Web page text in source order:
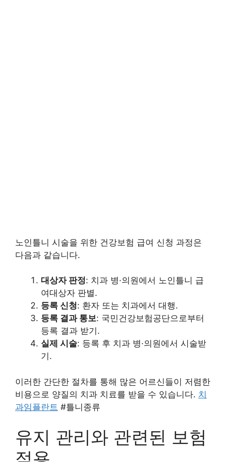
노인틀니 시술을 위한 건강보험 급여 신청 과정은
다음과 같습니다.
대상자 판정: 치과 병·의원에서 노인틀니 급
여대상자 판별.
등록 신청: 환자 또는 치과에서 대행.
등록 결과 통보: 국민건강보험공단으로부터
등록 결과 받기.
실제 시술: 등록 후 치과 병·의원에서 시술받
기.
이러한 간단한 절차를 통해 많은 어르신들이 저렴한
비용으로 양질의 치과 치료를 받을 수 있습니다. 치
과임플란트 #틀니종류
유지 관리와 관련된 보험